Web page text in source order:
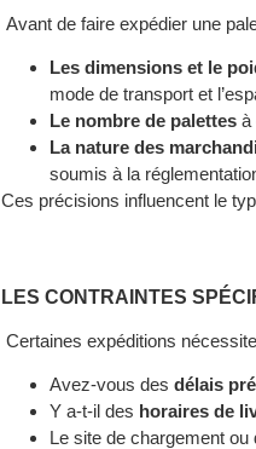
Avant de faire expédier une
Les dimensions et le
mode de transport et
Le nombre de palettes à
La nature des
soumis à la
Ces précisions influencent le
LES CONTRAINTES
Certaines expéditions
Avez-vous des délais
Y a-t-il des horaires de
Le site de chargement ou